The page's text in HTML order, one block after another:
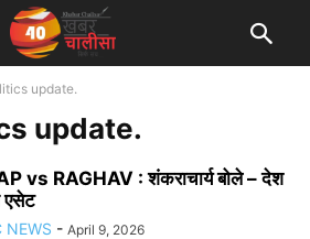
update.
update.
vs RAGHAV : शंकराचार्य बोले – देश
एसेट
NEWS - April 9, 2026